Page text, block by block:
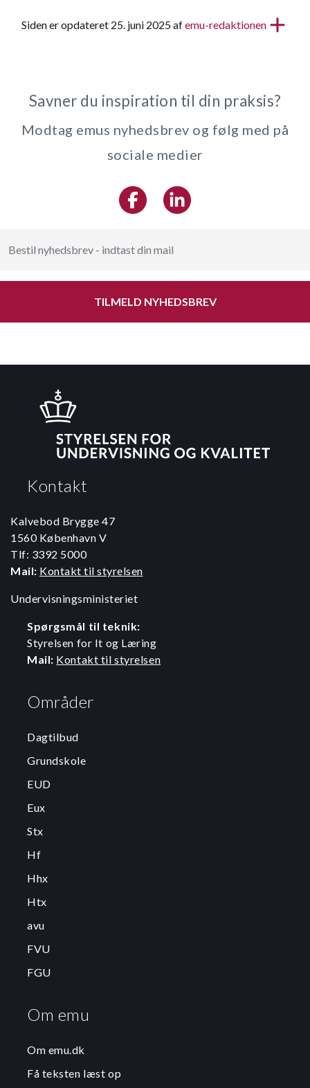
Siden er opdateret 25. juni 2025 afemu-redaktionen
Savner du inspiration til din praksis?
Modtag emus nyhedsbrev og følg med på
sociale medier
TILMELD NYHEDSBREV
Kontakt
Kalvebod Brygge 47
1560 København V
Tlf: 3392 5000
Mail: Kontakt til styrelsen
Undervisningsministeriet
Spørgsmål til teknik:
Styrelsen for It og Læring
Mail: Kontakt til styrelsen
Områder
Dagtilbud
Grundskole
EUD
Eux
Stx
Hf
Hhx
Htx
avu
FVU
FGU
Om emu
Om emu.dk
Få teksten læst op